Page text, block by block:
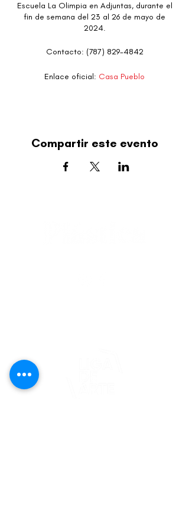
Escuela La Olimpia en Adjuntas, durante el
fin de semana del 23 al 26 de mayo de
2024.
Contacto: (787) 829-4842
Enlace oficial: Casa Pueblo
Compartir este evento